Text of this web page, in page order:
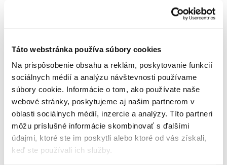
Táto webstránka používa súbory cookies
Na prispôsobenie obsahu a reklám, poskytovanie funkcií
sociálnych médií a analýzu návštevnosti používame
súbory cookie. Informácie o tom, ako používate naše
webové stránky, poskytujeme aj našim partnerom v
oblasti sociálnych médií, inzercie a analýzy. Títo partneri
môžu príslušné informácie skombinovať s ďalšími
údajmi, ktoré ste im poskytli alebo ktoré od vás získali,
keď ste používali ich služby.
Plienkové nohavičky pre deti s hmotnosťou 6 až 11 kg.
Poskytujú pohodlie a ochranu vďaka super hebkým
a pružným materiálom a ľahko sa vymieňajú. Obliekajú sa
jedným ťahom a pri vyzliekaní ich stačí roztrhnúť na bokoch.
upozorní, kedy je čas ich vymeniť.
Zloženie:Petrolatum, Stearyl Alcohol, Paraffinum Liquidum,
Aloe Barbadensis Leaf Extract.
Výrobca: Procter & Gamble, 65823 Schwalbach/Ts., Germany
Upozornenie: Udržiavajte obaly mimo dosah detí, aby sa
predišlo nebezpečenstvu udusenia / uškrtenia.
OPÝTAŤ SA STRÁŽIŤ
Súvisiaci tovar